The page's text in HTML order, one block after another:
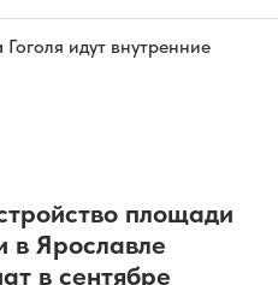
идут внутренние
площади
в Ярославле
в сентябре